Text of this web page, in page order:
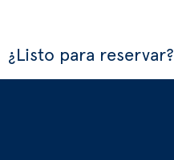
¿Listo para reservar?